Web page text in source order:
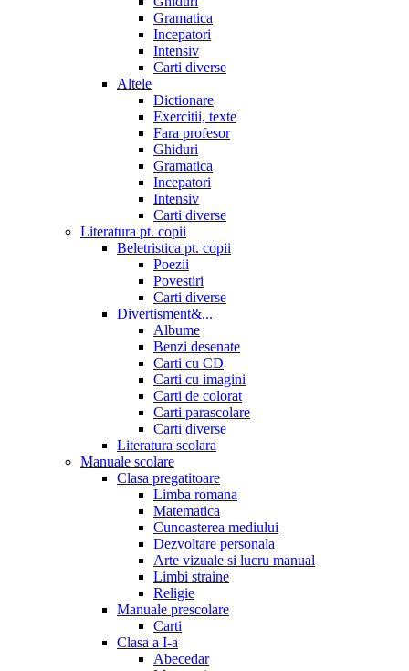
Gramatica
Incepatori
Intensiv
Carti diverse
Altele
Dictionare
Exercitii, texte
Fara profesor
Ghiduri
Gramatica
Incepatori
Intensiv
Carti diverse
Literatura pt. copii
Beletristica pt. copii
Poezii
Povestiri
Carti diverse
Divertisment&...
Albume
Benzi desenate
Carti cu CD
Carti cu imagini
Carti de colorat
Carti parascolare
Carti diverse
Literatura scolara
Manuale scolare
Clasa pregatitoare
Limba romana
Matematica
Cunoasterea mediului
Dezvoltare personala
Arte vizuale si lucru manual
Limbi straine
Religie
Manuale prescolare
Carti
Clasa a I-a
Abecedar